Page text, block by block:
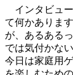
インタビュー
て何かありま
が、あるある
では気付かな
今日は家庭用